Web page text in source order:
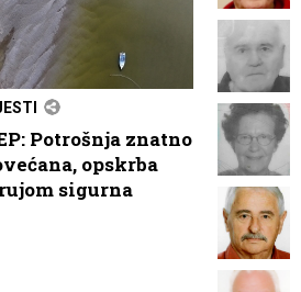
Potrošnja znatno
opskrba
sigurna